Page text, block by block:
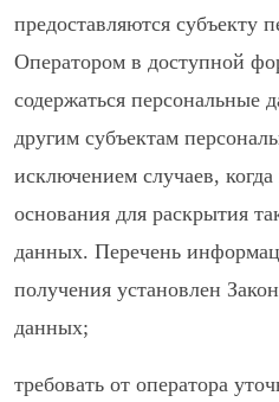
предоставляются субъекту
Оператором в доступной
содержаться персональные
другим субъектам
исключением случаев,
основания для раскрытия
данных. Перечень
получения установлен
данных;
требовать от оператора